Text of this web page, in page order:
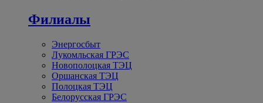
Филиалы
Энергосбыт
Лукомльская ГРЭС
Новополоцкая ТЭЦ
Оршанская ТЭЦ
Полоцкая ТЭЦ
Белорусская ГРЭС